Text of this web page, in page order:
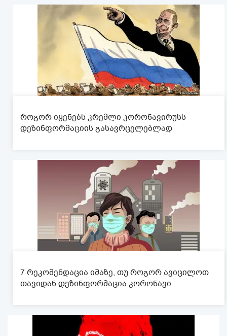
როგორ იყენებს კრემლი კორონავირუსს
დეზინფორმაციის გასავრცელებლად
7 რეკომენდაცია იმაზე, თუ როგორ ავიცილოთ
თავიდან დეზინფორმაცია კორონავი...